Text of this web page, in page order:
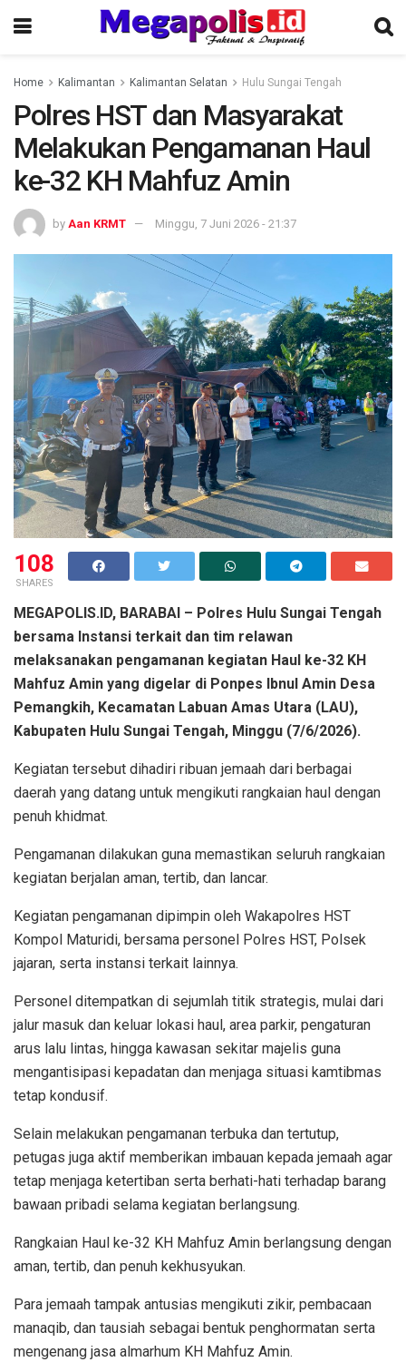
Home Kalimantan Kalimantan Selatan Hulu Sungai Tengah
Polres HST dan Masyarakat
Melakukan Pengamanan Haul
ke-32 KH Mahfuz Amin
by Aan KRMT Minggu, 7 Juni 2026 - 21:37
108
SHARES
MEGAPOLIS.ID, BARABAI – Polres Hulu Sungai Tengah
bersama Instansi terkait dan tim relawan
melaksanakan pengamanan kegiatan Haul ke-32 KH
Mahfuz Amin yang digelar di Ponpes Ibnul Amin Desa
Pemangkih, Kecamatan Labuan Amas Utara (LAU),
Kabupaten Hulu Sungai Tengah, Minggu (7/6/2026).
Kegiatan tersebut dihadiri ribuan jemaah dari berbagai
daerah yang datang untuk mengikuti rangkaian haul dengan
penuh khidmat.
Pengamanan dilakukan guna memastikan seluruh rangkaian
kegiatan berjalan aman, tertib, dan lancar.
Kegiatan pengamanan dipimpin oleh Wakapolres HST
Kompol Maturidi, bersama personel Polres HST, Polsek
jajaran, serta instansi terkait lainnya.
Personel ditempatkan di sejumlah titik strategis, mulai dari
jalur masuk dan keluar lokasi haul, area parkir, pengaturan
arus lalu lintas, hingga kawasan sekitar majelis guna
mengantisipasi kepadatan dan menjaga situasi kamtibmas
tetap kondusif.
Selain melakukan pengamanan terbuka dan tertutup,
petugas juga aktif memberikan imbauan kepada jemaah agar
tetap menjaga ketertiban serta berhati-hati terhadap barang
bawaan pribadi selama kegiatan berlangsung.
Rangkaian Haul ke-32 KH Mahfuz Amin berlangsung dengan
aman, tertib, dan penuh kekhusyukan.
Para jemaah tampak antusias mengikuti zikir, pembacaan
manaqib, dan tausiah sebagai bentuk penghormatan serta
mengenang jasa almarhum KH Mahfuz Amin.